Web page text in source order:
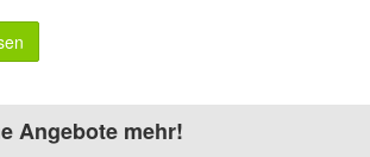
Angebote mehr!